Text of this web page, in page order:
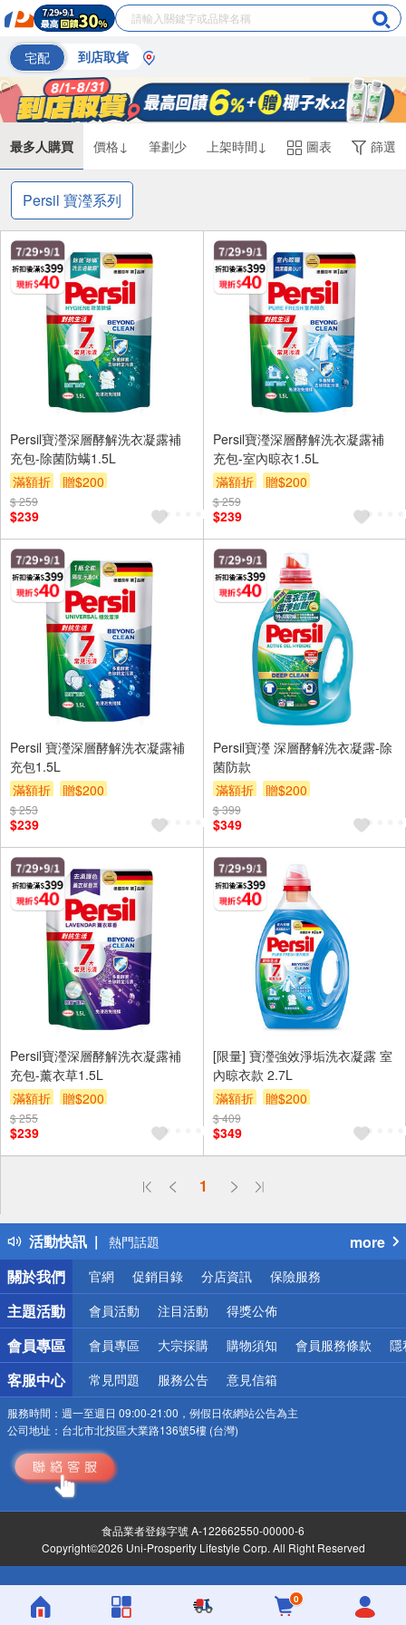
宅配 到店取貨
最多人購買 價格↓ 筆劃少 上架時間↓ 圖表 篩選
Persil 寶瀅系列
Persil寶瀅深層酵解洗衣凝露補
充包-除菌防螨1.5L
滿額折
贈$200
$ 259
$239
Persil寶瀅深層酵解洗衣凝露補
充包-室內晾衣1.5L
滿額折
贈$200
$ 259
$239
Persil 寶瀅深層酵解洗衣凝露補
充包1.5L
滿額折
贈$200
$ 253
$239
Persil寶瀅 深層酵解洗衣凝露-除
菌防款
滿額折
贈$200
$ 399
$349
Persil寶瀅深層酵解洗衣凝露補
充包-薰衣草1.5L
滿額折
贈$200
$ 255
$239
[限量] 寶瀅強效淨垢洗衣凝露 室
內晾衣款 2.7L
滿額折
贈$200
$ 409
$349
1
活動快訊
偏遠地區配送
得獎公告
熱門話題
銀行優惠
偏遠地區配送
詐騙網頁！請小心！
more
關於我們
官網 促銷目錄 分店資訊 保險服務
主題活動 會員活動 注目活動 得獎公佈
會員專區 會員專區 大宗採購 購物須知 會員服務條款 隱
客服中心 常見問題 服務公告 意見信箱
服務時間： 週一至週日 09:00-21:00，例假日依網站公告為主
公司地址： 台北市北投區大業路136號5樓 (台灣)
食品業者登錄字號 A-122662550-00000-6
Copyright©2026 Uni-Prosperity Lifestyle Corp. All Right Reserved
0